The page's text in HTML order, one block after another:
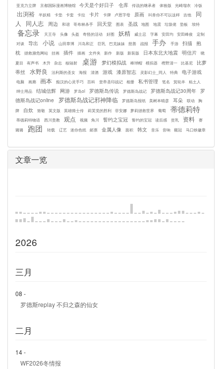
亚克力立牌
京都国际漫画博物馆 今天是个好日子 仓库 传说的继承者 体验版 光崎瑠衣 冷饭
出渕裕 半妖精 卡垫 卡套 卡拉 卡片 卡牌 卢恩字母 原画 叫兽你不可以这样 吉他
同
人
同人志 周边 和谐 哥布林杀手 回天堂 图表 圣战 地图 地震 垃圾佬 垫板 埃特
备忘录 天王寺 头像 头盔 奇怪的活动 好图 妖精 威士忌 字幕 安田均 安田峰俊
定制
对谈
导出 小说 山田章博 川岛和正 巨乳 巴克妹妹 慈善 战报 手办 手游 扫描
抱
枕
拯救濒危网站 挂画 插件 插画 文件夹 新作 新版 新装版 日本东北大地震 明信片
晓
夏目
有声书 木升 杂志 核辐射 桌游 梦幻模拟战 棒球帽 模拟器 樫野清一 比基尼
比萝
蒂丝
水野良 法利斯的圣女 海报 清酒 游戏 漆原智志 灵影幻士_同人 特典 电子游戏
电脑 画廊 画本 痴汉的心灵手巧 百科 皇帝圣印战记 相册 私书管理 笔名 箕轮丰
粘土人
绅士用品
结城信辉 网游 罗岛ol 罗德斯岛传说 罗德斯岛战记 罗德斯岛战记30周年
罗
德斯岛战记online
罗德斯岛战记邪神降临 罗德斯岛报纸 美树本晴彦 耳朵 联动
胸
牌
自炊 致敬 英文版 英雄骑士传 莉芙党的胜利 菲安娜 萝莉拯救世界 葡萄 蒂德莉特
蒂德莉特物语 西川贵教 观点 视频 角川 誓约之宝冠 誓约的宝冠 读后感 贫乳 资料
赛
璐璐
跑团 转载 辽艺 迷你色纸 邮票 金属人像 面积 韩文 音乐 音响 额冠 马口铁徽章
文章一览
2026
三月
08 -
罗德斯replay 不归之森的仙女
二月
14 -
WF2026冬情报